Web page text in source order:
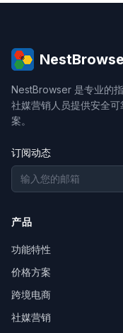
NestBrowser 是专业的
社媒营销人员提供安全
案。
订阅动态
产品
功能特性
价格方案
跨境电商
社媒营销